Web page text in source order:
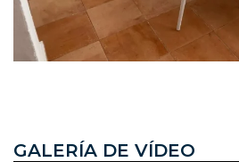
GALERÍA DE VÍDEO